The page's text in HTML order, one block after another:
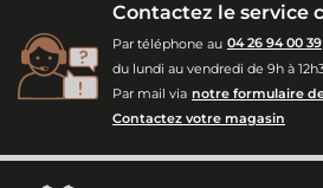
Contactez le service
Par téléphone au 04 26 94 00 39
du lundi au vendredi de 9h à
Par mail via notre formulaire
Contactez votre magasin